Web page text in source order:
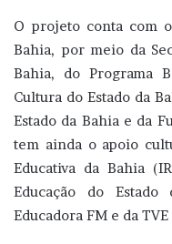
O projeto conta com
Bahia, por meio da
Bahia, do Programa
Cultura do Estado da
Estado da Bahia e da
tem ainda o apoio
Educativa da Bahia
Educação do
Educadora FM e da TVE